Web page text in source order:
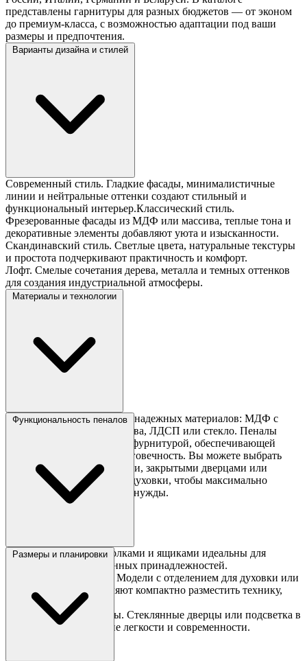
представлены гарнитуры для разных бюджетов — от эконом
до премиум-класса, с возможностью адаптации под ваши
размеры и предпочтения.
Варианты дизайна и стилей
Современный стиль. Гладкие фасады, минималистичные
линии и нейтральные оттенки создают стильный и
функциональный интерьер.Классический стиль.
Фрезерованные фасады из МДФ или массива, теплые тона и
декоративные элементы добавляют уюта и изысканности.
Скандинавский стиль. Светлые цвета, натуральные текстуры
и простота подчеркивают практичность и комфорт.
Лофт. Смелые сочетания дерева, металла и темных оттенков
для создания индустриальной атмосферы.
Материалы и технологии
Кухни изготавливаются из надежных материалов: МДФ с
эмалью, шпон, массив дерева, ЛДСП или стекло. Пеналы
оснащаются качественной фурнитурой, обеспечивающей
плавное открывание и долговечность. Вы можете выбрать
пенал с открытыми полками, закрытыми дверцами или
специальным отсеком для духовки, чтобы максимально
адаптировать его под свои нужды.
Функциональность пеналов
Хранение. Пеналы с полками и ящиками идеальны для
посуды, круп или кухонных принадлежностей.
Встраиваемая техника. Модели с отделением для духовки или
микроволновки позволяют компактно разместить технику,
сохраняя эстетику.
Декоративные элементы. Стеклянные дверцы или подсветка в
пенале добавляют кухне легкости и современности.
Размеры и планировки